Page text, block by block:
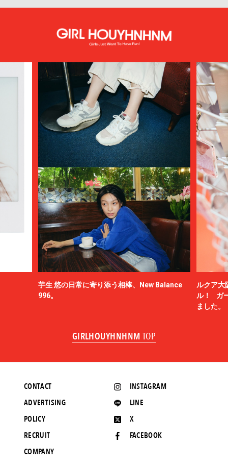
芋生 悠の日常に寄り添う相棒、New Balance
996。
ルクア大
ル！ ガ
ました。
GIRLHOUYHNHNM TOP
INSTAGRAM
LINE
X
FACEBOOK
CONTACT
ADVERTISING
POLICY
RECRUIT
COMPANY